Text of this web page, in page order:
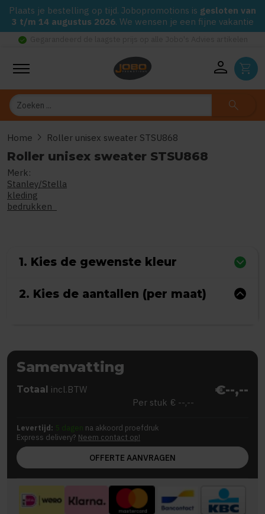
Plaats je bestelling op tijd. Jobopromotions is gesloten van
3 t/m 14 augustus 2026. We wensen je een fijne vakantie
check_circle
person shopping_cart
Zoeken search
Home chevron_right Roller unisex sweater STSU868
Roller unisex sweater STSU868
Merk:
Stanley/Stella
kleding
bedrukken
1. Kies de gewenste kleur
2. Kies de aantallen (per maat)
Samenvatting
Totaal incl.BTW €--,--
Per stuk € --,--
Levertijd: 5 dagen na akkoord proefdruk
Express delivery? Neem contact op!
OFFERTE AANVRAGEN